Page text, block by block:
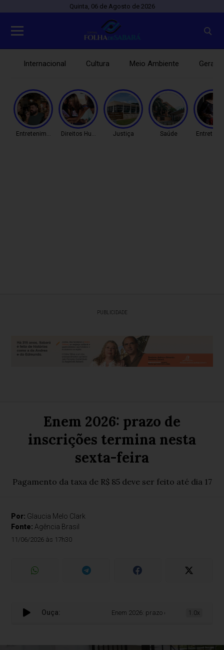
Quinta, 06 de Agosto de 2026
Internacional Cultura Meio Ambiente Gerais
Entretenimento Direitos Humanos Justiça Saúde
PUBLICIDADE
Enem 2026: prazo de
inscrições termina nesta
sexta-feira
Pagamento da taxa de R$ 85 deve ser feito até dia 17
Por: Glaucia Melo Clark
Fonte: Agência Brasil
11/06/2026 às 17h30
Ouça: Enem 2026: prazo de inscrições termina
1.0x